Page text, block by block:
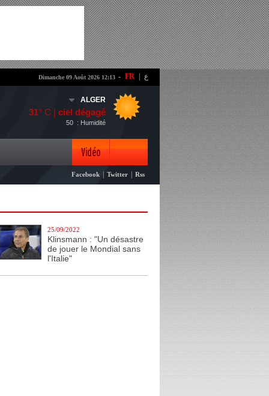
- FR ع Dimanche 09 Août 2026 12:13
ALGER
31° C | ciel dégagé
: Humidité
50
Vidéo
Photo
Facebook Twitter Rss
25/09/2022
Klinsmann : "Un désastre
de jouer le Mondial sans
l'Italie"